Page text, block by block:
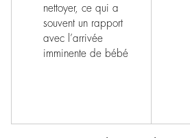
nettoyer, ce qui a
souvent un rapport
avec l’arrivée
imminente de bébé